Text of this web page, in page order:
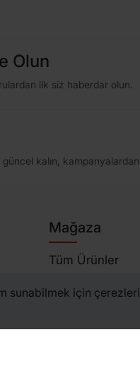
Olun
ilk siz haberdar olun.
kalın,
Mağaza
Tüm Ürünler
Öne Çıkanlar
sunabilmek için